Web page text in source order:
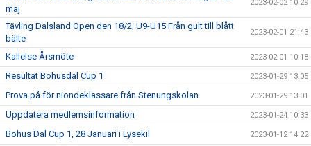
maj
2023-02-02 10:29
Tävling Dalsland Open den 18/2, U9-U15 Från gult till blått
bälte
2023-02-01 21:43
Kallelse Årsmöte 2023-02-01 10:18
Resultat Bohusdal Cup 1 2023-01-29 13:05
Prova på för niondeklassare från Stenungskolan 2023-01-29 13:01
Uppdatera medlemsinformation 2023-01-24 10:33
Bohus Dal Cup 1, 28 Januari i Lysekil 2023-01-12 14:22